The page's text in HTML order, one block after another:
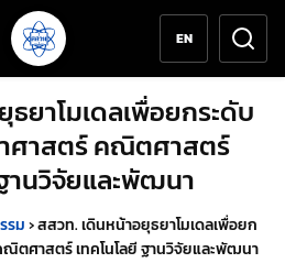
EN
ยาโมเดลเพื่อยกระดับ
ศาสตร์ คณิตศาสตร์
านวิจัยและพัฒนา
รม›สสวท. เดินหน้าอยุธยาโมเดลเพื่อยก
ตศาสตร์ เทคโนโลยี ฐานวิจัยและพัฒนา